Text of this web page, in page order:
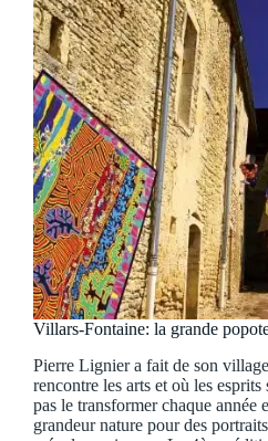
Villars-Fontaine: la grande
Pierre Lignier a fait de son
rencontre les arts et où les esprits
pas le transformer chaque année
grandeur nature pour des